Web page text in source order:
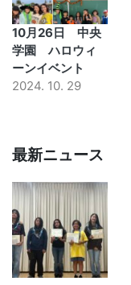
10月26日 中央
学園 ハロウィ
ーンイベント
2024. 10. 29
最新ニュース